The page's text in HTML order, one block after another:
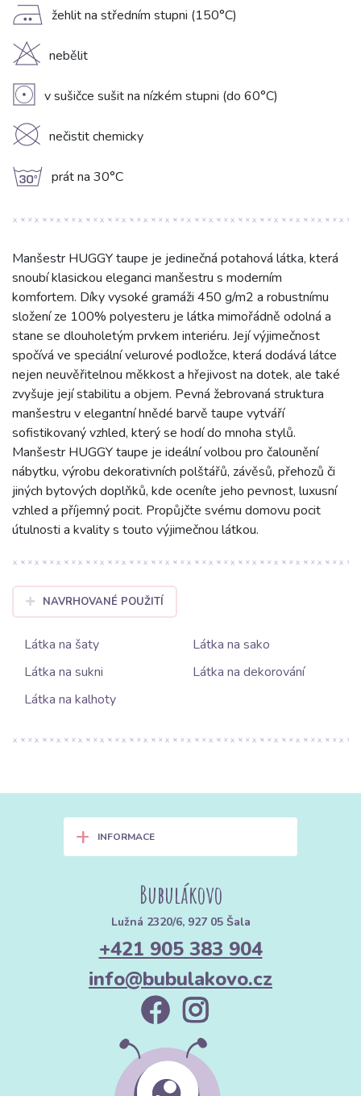
E žehlit na středním stupni (150°C)
H nebělit
V v sušičce sušit na nízkém stupni (do 60°C)
K nečistit chemicky
g prát na 30°C
Manšestr HUGGY taupe je jedinečná potahová látka, která
snoubí klasickou eleganci manšestru s moderním
komfortem. Díky vysoké gramáži 450 g/m2 a robustnímu
složení ze 100% polyesteru je látka mimořádně odolná a
stane se dlouholetým prvkem interiéru. Její výjimečnost
spočívá ve speciální velurové podložce, která dodává látce
nejen neuvěřitelnou měkkost a hřejivost na dotek, ale také
zvyšuje její stabilitu a objem. Pevná žebrovaná struktura
manšestru v elegantní hnědé barvě taupe vytváří
sofistikovaný vzhled, který se hodí do mnoha stylů.
Manšestr HUGGY taupe je ideální volbou pro čalounění
nábytku, výrobu dekorativních polštářů, závěsů, přehozů či
jiných bytových doplňků, kde oceníte jeho pevnost, luxusní
vzhled a příjemný pocit. Propůjčte svému domovu pocit
útulnosti a kvality s touto výjimečnou látkou.
NAVRHOVANÉ POUŽITÍ
Látka na šaty
Látka na sako
Látka na sukni
Látka na dekorování
Látka na kalhoty
+ INFORMACE
Bubulákovo
Lužná 2320/6, 927 05 Šala
+421 905 383 904
info@bubulakovo.cz